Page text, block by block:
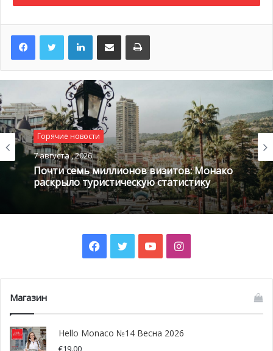
LinkedInПоделиться по электронной почте Распечатать
Горячие новости
7 августа , 2026
Почти семь миллионов визитов: Монако
раскрыло туристическую статистику
Facebook
TwitterYouTubeInstagram
Магазин
Hello Monaco №14 Весна 2026
€19.00